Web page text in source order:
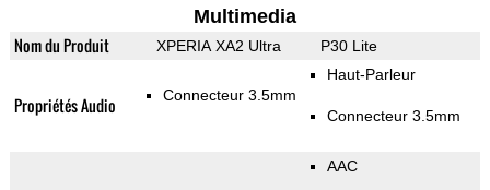
Multimedia
Nom du Produit XPERIA XA2 Ultra P30 Lite
Propriétés Audio Connecteur 3.5mm
Haut-Parleur
Connecteur 3.5mm
AAC